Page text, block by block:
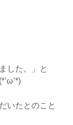
した。」と
いたとのこと